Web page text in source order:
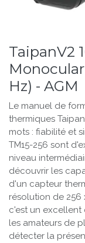
TaipanV2
Hz) - AGM
Le manuel de
thermiques
mots : fiabilité et
TM15-256 sont
niveau
découvrir les
d'un capteur
résolution de 256
c'est un excellent
les amateurs de
détecter la